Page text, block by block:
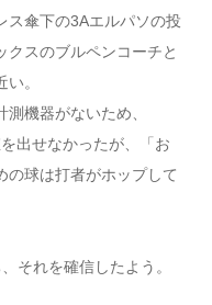
ス傘下の3Aエルパソの投
クスのブルペンコーチと
。
機器がないため、
出せなかったが、「お
の球は打者がホップして
それを確信したよう。